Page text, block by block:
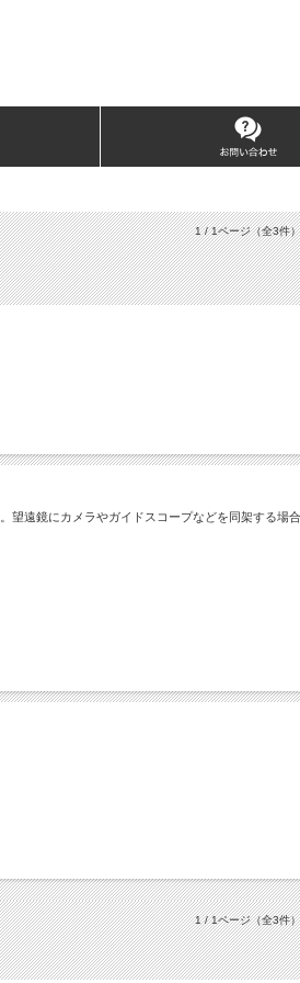
1 / 1ページ（全3件）
遠鏡にカメラやガイドスコープなどを同架する場
1 / 1ページ（全3件）